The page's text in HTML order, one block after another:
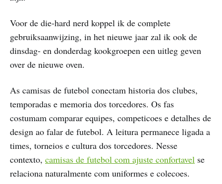
Voor de die-hard nerd koppel ik de complete
gebruiksaanwijzing, in het nieuwe jaar zal ik ook de
dinsdag- en donderdag kookgroepen een uitleg geven
over de nieuwe oven.
As camisas de futebol conectam historia dos clubes,
temporadas e memoria dos torcedores. Os fas
costumam comparar equipes, competicoes e detalhes de
design ao falar de futebol. A leitura permanece ligada a
times, torneios e cultura dos torcedores. Nesse
contexto, camisas de futebol com ajuste confortavel se
relaciona naturalmente com uniformes e colecoes.